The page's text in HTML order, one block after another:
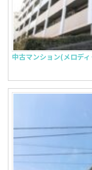
中古マンション(メロデ